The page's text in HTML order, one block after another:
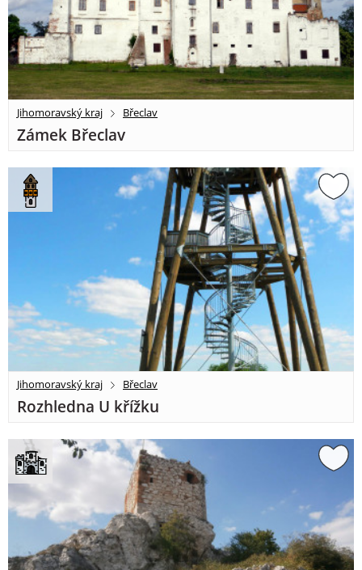
Jihomoravský kraj Břeclav
Zámek Břeclav
Jihomoravský kraj Břeclav
Rozhledna U křížku